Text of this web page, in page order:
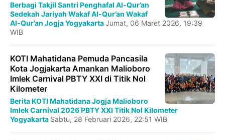
Berbagi Takjil Santri Penghafal Al-Qur’an
Sedekah Jariyah Wakaf Al-Qur’an Wakaf
Al-Qur’an JogjaYogyakartaJumat, 06 Maret 2026, 19:39
WIB
KOTI Mahatidana Pemuda Pancasila
Kota Jogjakarta Amankan Malioboro
Imlek Carnival PBTY XXI di Titik Nol
Kilometer
BeritaKOTI Mahatidana JogjaMalioboro
Imlek Carnival 2026PBTY XXI Titik Nol Kilometer
Yogyakarta Sabtu, 28 Februari 2026, 22:51 WIB